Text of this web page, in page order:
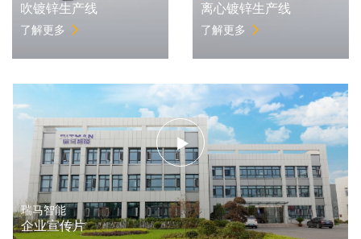
吹镀锌生产线
了解更多
离心镀锌生产线
了解更多
瑞马智能
企业宣传片